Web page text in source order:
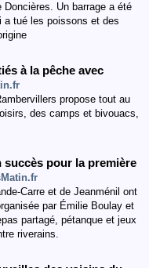
Un barrage a été
a tué les poissons et des
à la pêche avec
propose tout au
des camps et bivouacs,
pour la première
Carre et de Jeanménil ont
par Émilie Boulay et
partagé, pétanque et jeux
riverains.